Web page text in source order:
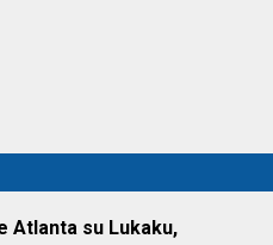
Atlanta su Lukaku,